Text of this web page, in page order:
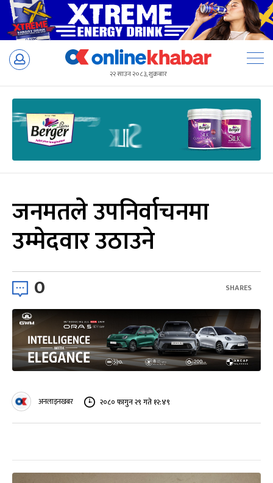
Skip
२२ साउन २०८३, शुक्रबार
जनमतले उपनिर्वाचनमा
उम्मेदवार उठाउने
0 SHARES
अनलाइनखबर २०८० फागुन २९ गते १२:४९